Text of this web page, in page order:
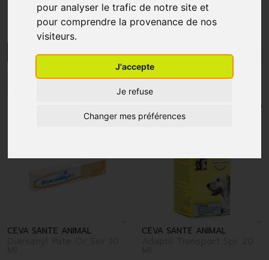
pour analyser le trafic de notre site et
pour comprendre la provenance de nos
visiteurs.
J'accepte
Je refuse
Changer mes préférences
Ceva Sante Animal
MENU/FILTRES
2
CEVA SANTE ANIMAL CEVA SANTE ANIMAL